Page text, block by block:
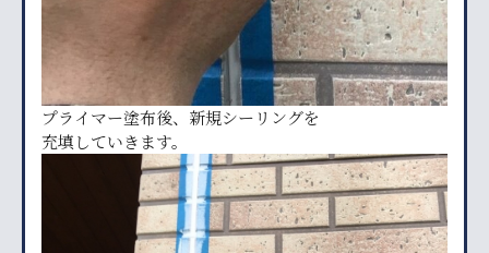
プライマー塗布後、新規シーリングを
充填していきます。